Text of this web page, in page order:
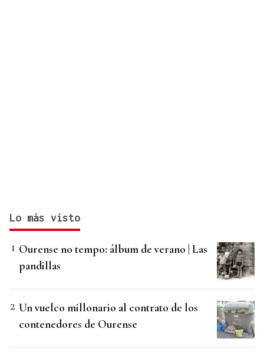
Lo más visto
Ourense no tempo: álbum de verano | Las
pandillas
Un vuelco millonario al contrato de los
contenedores de Ourense